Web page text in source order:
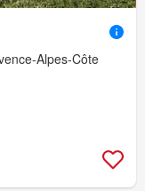
Alpes-Côte